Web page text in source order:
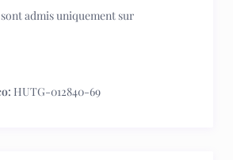
admis uniquement sur
HUTG-012840-69